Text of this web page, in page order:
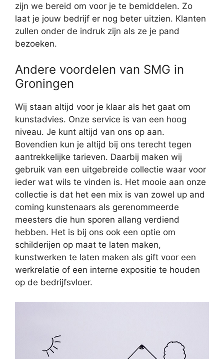
zijn we bereid om voor je te bemiddelen. Zo
laat je jouw bedrijf er nog beter uitzien. Klanten
zullen onder de indruk zijn als ze je pand
bezoeken.
Andere voordelen van SMG in
Groningen
Wij staan altijd voor je klaar als het gaat om
kunstadvies. Onze service is van een hoog
niveau. Je kunt altijd van ons op aan.
Bovendien kun je altijd bij ons terecht tegen
aantrekkelijke tarieven. Daarbij maken wij
gebruik van een uitgebreide collectie waar voor
ieder wat wils te vinden is. Het mooie aan onze
collectie is dat het een mix is van zowel up and
coming kunstenaars als gerenommeerde
meesters die hun sporen allang verdiend
hebben. Het is bij ons ook een optie om
schilderijen op maat te laten maken,
kunstwerken te laten maken als gift voor een
werkrelatie of een interne expositie te houden
op de bedrijfsvloer.